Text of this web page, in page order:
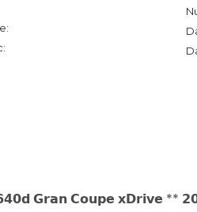
𝗚𝗿𝗮𝗻 𝗖𝗼𝘂𝗽𝗲 𝘅𝗗𝗿𝗶𝘃𝗲 **